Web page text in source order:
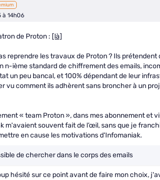
à 14h06
de Proton : [là]
reprendre les travaux de Proton ? Ils
n-ième standard de chiffrement des emails,
un peu bancal, et 100% dépendant de leur
vu comment ils adhèrent sans broncher à un
« team Proton », dans mes abonnement et
m'avaient souvent fait de l’œil, sans que je
en cause les motivations d'Infomaniak.
de chercher dans le corps des emails
hésité sur ce point avant de faire mon choix,